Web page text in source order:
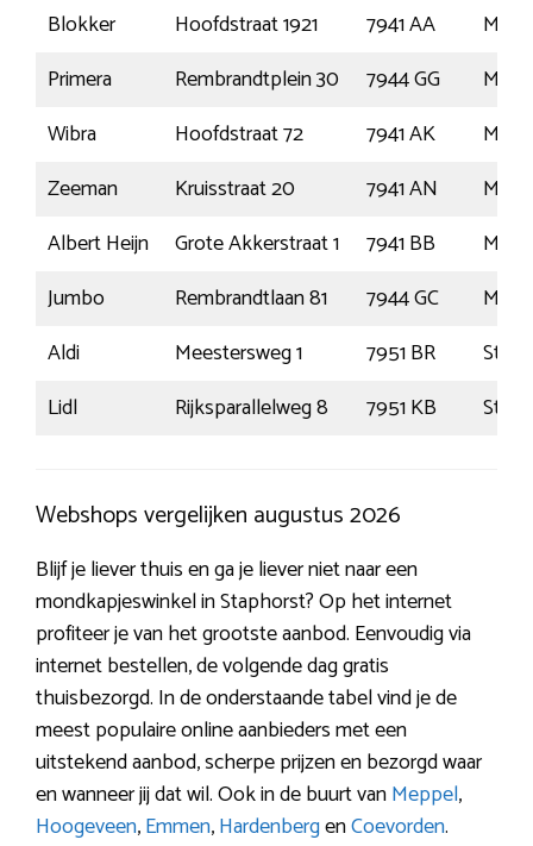
Blokker
Hoofdstraat 1921 7941 AA
Primera
Rembrandtplein 30 7944 GG
Wibra
Hoofdstraat 72 7941 AK
Zeeman
Kruisstraat 20 7941 AN
Albert Heijn
Grote Akkerstraat 1 7941 BB
Jumbo
Rembrandtlaan 81 7944 GC
Aldi
Meestersweg 1 7951 BR
Lidl
Rijksparallelweg 8 7951 KB
Webshops vergelijken augustus 2026
Blijf je liever thuis en ga je liever niet naar een
mondkapjeswinkel in Staphorst? Op het internet
profiteer je van het grootste aanbod. Eenvoudig via
internet bestellen, de volgende dag gratis
thuisbezorgd. In de onderstaande tabel vind je de
meest populaire online aanbieders met een
uitstekend aanbod, scherpe prijzen en bezorgd waar
en wanneer jij dat wil. Ook in de buurt vanMeppel,
Hoogeveen,Emmen,HardenbergenCoevorden.